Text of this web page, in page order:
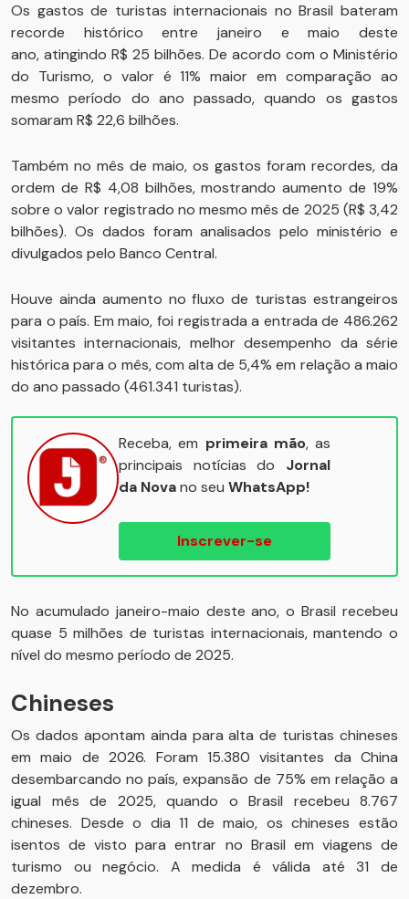
Os gastos de turistas internacionais no Brasil bateram
recorde histórico entre janeiro e maio deste
ano, atingindo R$ 25 bilhões. De acordo com o Ministério
do Turismo, o valor é 11% maior em comparação ao
mesmo período do ano passado, quando os gastos
somaram R$ 22,6 bilhões.
Também no mês de maio, os gastos foram recordes, da
ordem de R$ 4,08 bilhões, mostrando aumento de 19%
sobre o valor registrado no mesmo mês de 2025 (R$ 3,42
bilhões). Os dados foram analisados pelo ministério e
divulgados pelo Banco Central.
Houve ainda aumento no fluxo de turistas estrangeiros
para o país. Em maio, foi registrada a entrada de 486.262
visitantes internacionais, melhor desempenho da série
histórica para o mês, com alta de 5,4% em relação a maio
do ano passado (461.341 turistas).
Receba, em primeira mão, as
principais notícias do Jornal
da Novano seu WhatsApp!
Inscrever-se
No acumulado janeiro-maio deste ano, o Brasil recebeu
quase 5 milhões de turistas internacionais, mantendo o
nível do mesmo período de 2025.
Chineses
Os dados apontam ainda para alta de turistas chineses
em maio de 2026. Foram 15.380 visitantes da China
desembarcando no país, expansão de 75% em relação a
igual mês de 2025, quando o Brasil recebeu 8.767
chineses. Desde o dia 11 de maio, os chineses estão
isentos de visto para entrar no Brasil em viagens de
turismo ou negócio. A medida é válida até 31 de
dezembro.